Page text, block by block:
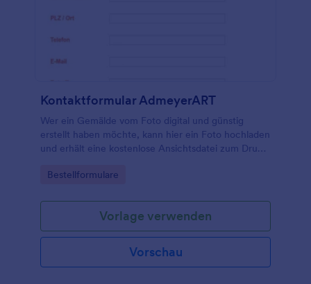
halten.
Kontaktformular AdmeyerART
Wer ein Gemälde vom Foto digital und günstig
erstellt haben möchte, kann hier ein Foto hochladen
und erhält eine kostenlose Ansichtsdatei zum Druck
Go to Category:
Bestellformulare
Vorlage verwenden
Vorschau